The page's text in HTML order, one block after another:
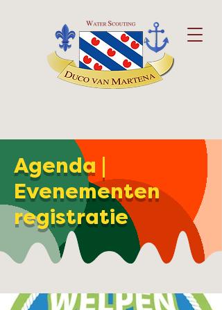
Agenda |
Evenementen
registratie